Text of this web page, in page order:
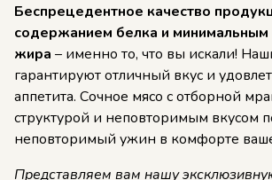
Беспрецедентное качество
содержанием белка и
жира – именно то, что вы искали!
гарантируют отличный вкус и
аппетита. Сочное мясо с отборной
структурой и неповторимым вкусом
неповторимый ужин в комфорте
Представляем вам нашу